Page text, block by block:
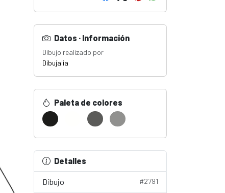
Datos · Información
Dibujo realizado por
Dibujalia
Paleta de colores
Detalles
Dibujo #2791